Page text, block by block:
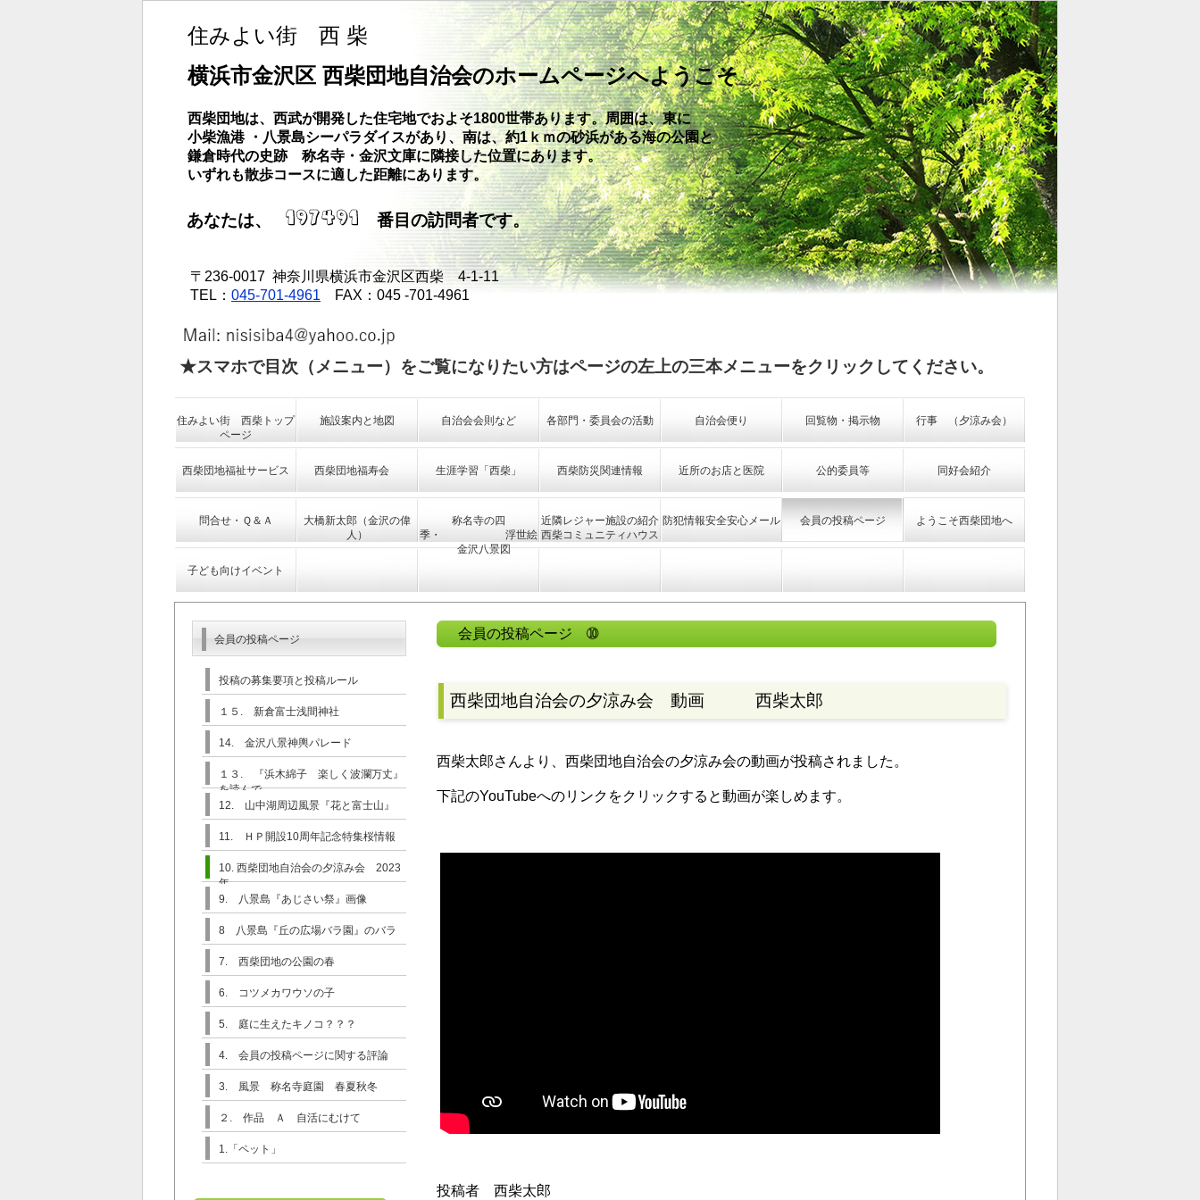
住みよい街 西 柴
横浜市金沢区 西柴団地自治会のホームページへようこそ
西柴団地は、西武が開発した住宅地でおよそ1800世帯あります。周囲は、東に
小柴漁港 ・八景島シーパラダイスがあり、南は、約1ｋｍの砂浜がある海の公園と
鎌倉時代の史跡 称名寺・金沢文庫に隣接した位置にあります。
いずれも散歩コースに適した距離にあります。
あなたは、 番目の訪問者です。
〒236-0017 神奈川県横浜市金沢区西柴 4-1-11
TEL： 045-701-4961 FAX：045 -701-4961
★スマホで目次（メニュー）をご覧になりたい方はページの左上の三本メニューをクリックしてください。
住みよい街 西柴トップ
ページ
施設案内と地図 自治会会則など 各部門・委員会の活動 自治会便り 回覧物・掲示物 行事 （夕涼み会）
西柴団地福祉サービス 西柴団地福寿会 生涯学習「西柴」 西柴防災関連情報 近所のお店と医院 公的委員等 同好会紹介
問合せ・Ｑ＆Ａ
大橋新太郎（金沢の偉
人）
称名寺の四
季・ 浮世絵
金沢八景図
近隣レジャー施設の紹介
西柴コミュニティハウス
防犯情報安全安心メール 会員の投稿ページ ようこそ西柴団地へ
子ども向けイベント
会員の投稿ページ ➉
西柴団地自治会の夕涼み会 動画 西柴太郎
西柴太郎さんより、西柴団地自治会の夕涼み会の動画が投稿されました。
下記のYouTubeへのリンクをクリックすると動画が楽しめます。
投稿者 西柴太郎
会員の投稿ページ
投稿の募集要項と投稿ルール
１５. 新倉富士浅間神社
14. 金沢八景神輿パレード
１３. 『浜木綿子 楽しく波瀾万丈』
を読んで
12. 山中湖周辺風景『花と富士山』
11. ＨＰ開設10周年記念特集桜情報
10. 西柴団地自治会の夕涼み会 2023
年
9. 八景島『あじさい祭』画像
8 八景島『丘の広場バラ園』のバラ
7. 西柴団地の公園の春
6. コツメカワウソの子
5. 庭に生えたキノコ？？？
4. 会員の投稿ページに関する評論
3. 風景 称名寺庭園 春夏秋冬
２. 作品 Ａ 自活にむけて
1.「ペット」